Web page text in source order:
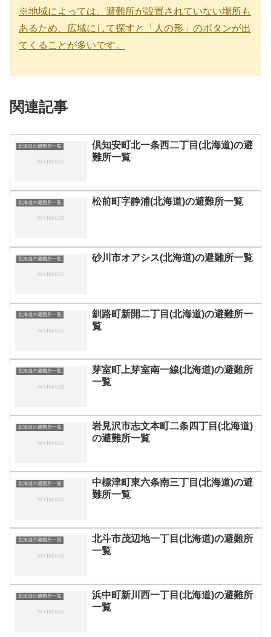
※地域によっては、避難所が設置されていない場所も
あるため、広域にして探すと「人の形」のボタンが出
てくることが多いです。
関連記事
北海道の避難所一覧
倶知安町北一条西二丁目(北海道)の避
難所一覧
北海道の避難所一覧 松前町字静浦(北海道)の避難所一覧
北海道の避難所一覧 砂川市オアシス(北海道)の避難所一覧
北海道の避難所一覧
釧路町新開二丁目(北海道)の避難所一
覧
北海道の避難所一覧
芽室町上芽室南一線(北海道)の避難所
一覧
北海道の避難所一覧
岩見沢市志文本町二条四丁目(北海道)
の避難所一覧
北海道の避難所一覧
中標津町東六条南三丁目(北海道)の避
難所一覧
北海道の避難所一覧
北斗市茂辺地一丁目(北海道)の避難所
一覧
北海道の避難所一覧
浜中町新川西一丁目(北海道)の避難所
一覧